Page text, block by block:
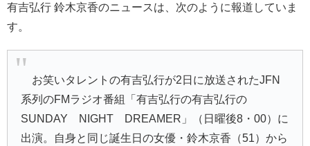
有吉弘行 鈴木京香のニュースは、次のように報道していま
す。
お笑いタレントの有吉弘行が2日に放送されたJFN
系列のFMラジオ番組「有吉弘行の有吉弘行の
SUNDAY NIGHT DREAMER 」（日曜後8・00）に
出演。自身と同じ誕生日の女優・鈴木京香 （51）から